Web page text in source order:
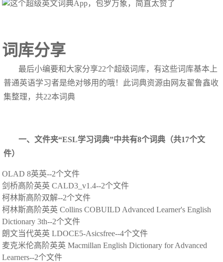
词库分享
最后小编要和大家分享22个超级词库，有这些词库基本上
普通英语学习者是绝对够用的哦！此词典资源由网友翟鲁鑫收
集整理，共22本词典
一、文件夹“ESL学习词典”中共有8个词典（共17个文
件）
OLAD 8英英--2个文件
剑桥高阶英英 CALD3_v1.4--2个文件
柯林斯高阶双解--2个文件
柯林斯高阶英英 Collins COBUILD Advanced Learner's English
Dictionary 3th--2个文件
朗文当代英英 LDOCE5-Asicsfree--4个文件
麦克米伦高阶英英 Macmillan English Dictionary for Advanced
Learners--2个文件